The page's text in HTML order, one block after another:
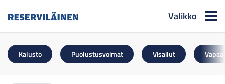
Valikko
Kalusto Puolustusvoimat Visailut